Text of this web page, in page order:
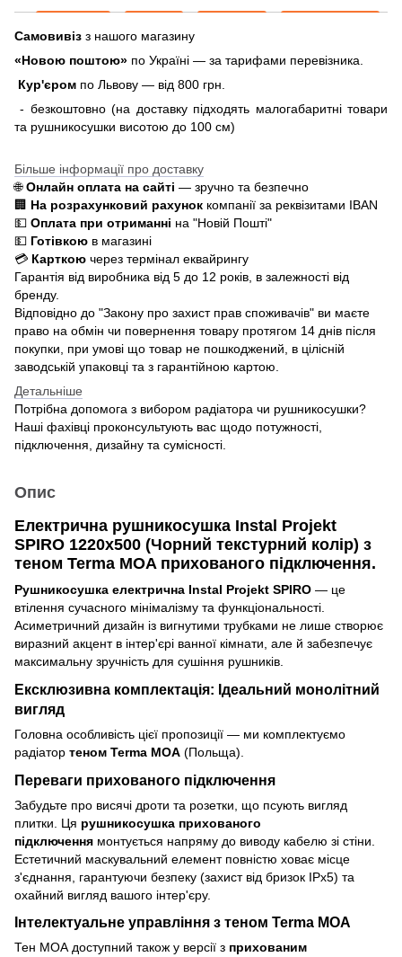
Самовивіз з нашого магазину
«Новою поштою» по Україні — за тарифами перевізника.
Кур'єром по Львову — від 800 грн.
- безкоштовно (на доставку підходять малогабаритні товари
та рушникосушки висотою до 100 см)
Більше інформації про доставку
🌐Онлайн оплата на сайті — зручно та безпечно
🏢 На розрахунковий рахунок компанії за реквізитами IBAN
💵 Оплата при отриманні на "Новій Пошті"
💵 Готівкою в магазині
💳 Карткою через термінал еквайрингу
Гарантія від виробника від 5 до 12 років, в залежності від
бренду.
Відповідно до "Закону про захист прав споживачів" ви маєте
право на обмін чи повернення товару протягом 14 днів після
покупки, при умові що товар не пошкоджений, в цілісній
заводській упаковці та з гарантійною картою.
Детальніше
Потрібна допомога з вибором радіатора чи рушникосушки?
Наші фахівці проконсультують вас щодо потужності,
підключення, дизайну та сумісності.
Опис
Електрична рушникосушка Instal Projekt
SPIRO 1220x500 (Чорний текстурний колір) з
теном Terma MOA прихованого підключення.
Рушникосушка електрична Instal Projekt SPIRO — це
втілення сучасного мінімалізму та функціональності.
Асиметричний дизайн із вигнутими трубками не лише створює
виразний акцент в інтер'єрі ванної кімнати, але й забезпечує
максимальну зручність для сушіння рушників.
Ексклюзивна комплектація: Ідеальний монолітний
вигляд
Головна особливість цієї пропозиції — ми комплектуємо
радіатор теном Terma MOA (Польща).
Переваги прихованого підключення
Забудьте про висячі дроти та розетки, що псують вигляд
плитки. Ця рушникосушка прихованого
підключення монтується напряму до виводу кабелю зі стіни.
Естетичний маскувальний елемент повністю ховає місце
з'єднання, гарантуючи безпеку (захист від бризок IPx5) та
охайний вигляд вашого інтер'єру.
Інтелектуальне управління з теном Terma MOA
Тен МОА доступний також у версії з прихованим